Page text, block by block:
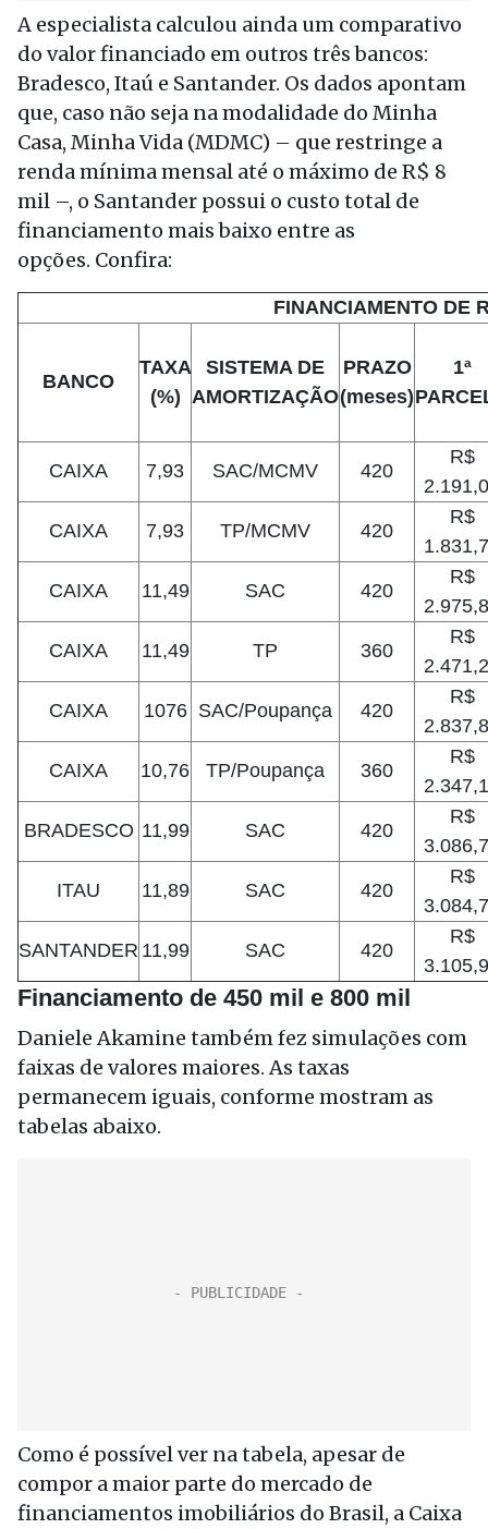
A especialista calculou ainda um comparativo
do valor financiado em outros três bancos:
Bradesco, Itaú e Santander. Os dados apontam
que, caso não seja na modalidade do Minha
Casa, Minha Vida (MDMC) – que restringe a
renda mínima mensal até o máximo de R$ 8
mil –, o Santander possui o custo total de
financiamento mais baixo entre as
opções. Confira:
FINANCIAMENTO DE
BANCO
TAXA
(%)
SISTEMA DE
AMORTIZAÇÃO
PRAZO
(meses)
1ª
CAIXA 7,93 SAC/MCMV 420
R$
CAIXA 7,93 TP/MCMV 420
R$
CAIXA 11,49 SAC 420
R$
CAIXA 11,49 TP 360
R$
CAIXA 1076 SAC/Poupança 420
R$
CAIXA 10,76 TP/Poupança 360
R$
BRADESCO 11,99 SAC 420
R$
ITAU 11,89 SAC 420
R$
SANTANDER 11,99 SAC 420
R$
Financiamento de 450 mil e 800 mil
Daniele Akamine também fez simulações com
faixas de valores maiores. As taxas
permanecem iguais, conforme mostram as
tabelas abaixo.
Como é possível ver na tabela, apesar de
compor a maior parte do mercado de
financiamentos imobiliários do Brasil, a Caixa